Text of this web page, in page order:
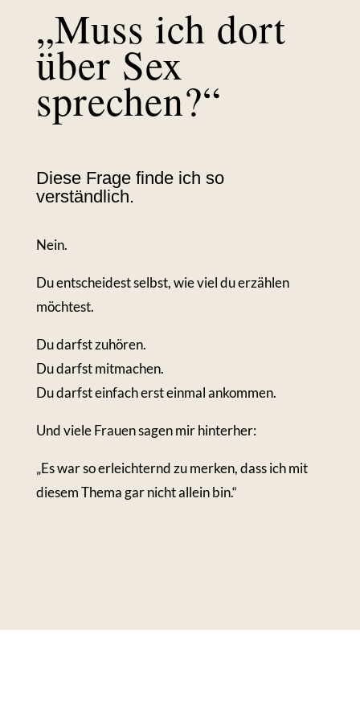
„Muss ich dort
über Sex
sprechen?“
Diese Frage finde ich so
verständlich.
Nein.
Du entscheidest selbst, wie viel du erzählen
möchtest.
Du darfst zuhören.
Du darfst mitmachen.
Du darfst einfach erst einmal ankommen.
Und viele Frauen sagen mir hinterher:
„Es war so erleichternd zu merken, dass ich mit
diesem Thema gar nicht allein bin.“